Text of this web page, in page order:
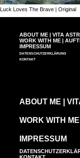
Luck Loves The Brave | Original
ABOUT ME | VITA
WORK WITH ME |
IMPRESSUM
DATENSCHUTZERKLÄRUNG
KONTAKT
ABOUT ME |
WORK WITH
IMPRESSUM